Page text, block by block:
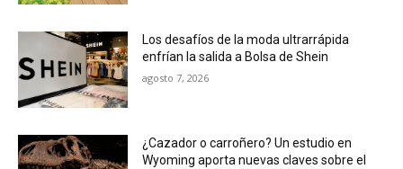
Los desafíos de la moda ultrarrápida
enfrían la salida a Bolsa de Shein
agosto 7, 2026
¿Cazador o carroñero? Un estudio en
Wyoming aporta nuevas claves sobre el